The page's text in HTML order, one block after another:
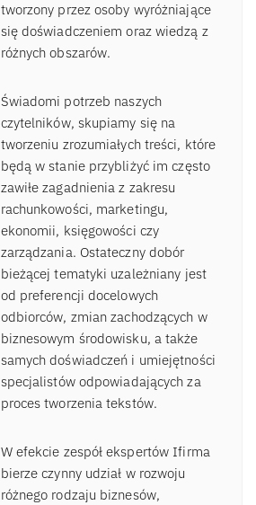
tworzony przez osoby wyróżniające
się doświadczeniem oraz wiedzą z
różnych obszarów.
Świadomi potrzeb naszych
czytelników, skupiamy się na
tworzeniu zrozumiałych treści, które
będą w stanie przybliżyć im często
zawiłe zagadnienia z zakresu
rachunkowości, marketingu,
ekonomii, księgowości czy
zarządzania. Ostateczny dobór
bieżącej tematyki uzależniany jest
od preferencji docelowych
odbiorców, zmian zachodzących w
biznesowym środowisku, a także
samych doświadczeń i umiejętności
specjalistów odpowiadających za
proces tworzenia tekstów.
W efekcie zespół ekspertów Ifirma
bierze czynny udział w rozwoju
różnego rodzaju biznesów,